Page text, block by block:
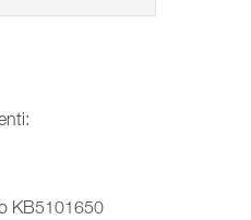
KB5101650